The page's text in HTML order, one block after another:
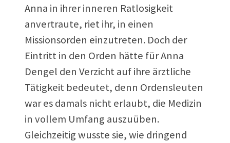
Anna in ihrer inneren Ratlosigkeit
anvertraute, riet ihr, in einen
Missionsorden einzutreten. Doch der
Eintritt in den Orden hätte für Anna
Dengel den Verzicht auf ihre ärztliche
Tätigkeit bedeutet, denn Ordensleuten
war es damals nicht erlaubt, die Medizin
in vollem Umfang auszuüben.
Gleichzeitig wusste sie, wie dringend